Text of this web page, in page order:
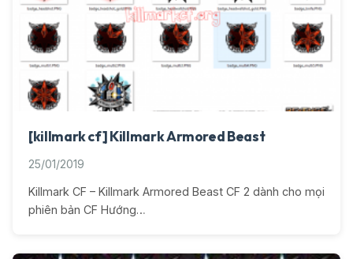
[killmark cf] Killmark Armored Beast
25/01/2019
Killmark CF – Killmark Armored Beast CF 2 dành cho mọi
phiên bản CF Hướng…